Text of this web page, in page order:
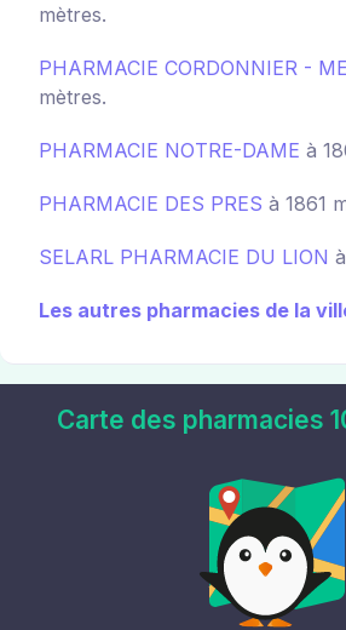
mètres.
PHARMACIE CORDONNIER -
mètres.
PHARMACIE NOTRE-DAME à
PHARMACIE DES PRES à 1861
SELARL PHARMACIE DU LION
Les autres pharmacies de la
Carte des pharmacies